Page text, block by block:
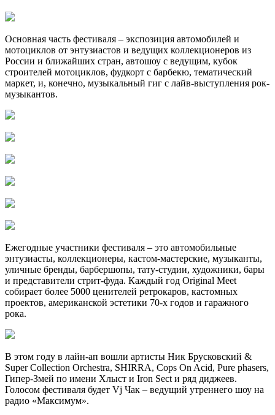
Основная часть фестиваля – экспозиция автомобилей и
мотоциклов от энтузиастов и ведущих коллекционеров из
России и ближайших стран, автошоу с ведущим, кубок
строителей мотоциклов, фудкорт с барбекю, тематический
маркет, и, конечно, музыкальный гиг с лайв-выступления рок-
музыкантов.
Ежегодные участники фестиваля – это автомобильные
энтузиасты, коллекционеры, кастом-мастерские, музыканты,
уличные бренды, барбершопы, тату-студии, художники, бары
и представители стрит-фуда. Каждый год Original Meet
собирает более 5000 ценителей ретрокаров, кастомных
проектов, американской эстетики 70-х годов и гаражного
рока.
В этом году в лайн-ап вошли артисты Ник Брусковский &
Super Collection Orchestra, SHIRRA, Cops On Acid, Pure phasers,
Гипер-Змей по имени Хлыст и Iron Sect и ряд диджеев.
Голосом фестиваля будет Vj Чак – ведущий утреннего шоу на
радио «Максимум».